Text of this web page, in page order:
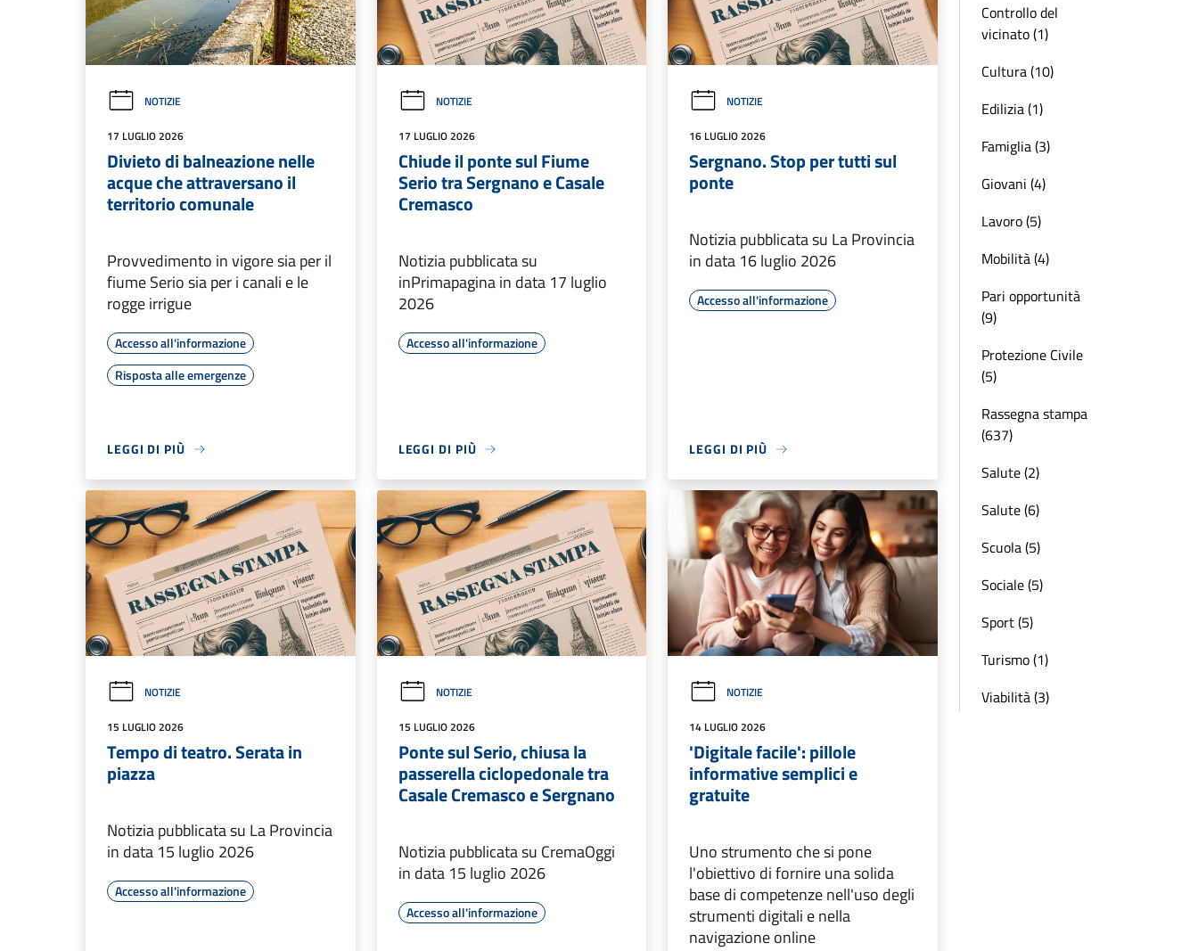
NOTIZIE
17 LUGLIO 2026
Divieto di balneazione nelle
acque che attraversano il
territorio comunale
Provvedimento in vigore sia per il
fiume Serio sia per i canali e le
rogge irrigue
Accesso all'informazione
Risposta alle emergenze
LEGGI DI PIÙ
NOTIZIE
17 LUGLIO 2026
Chiude il ponte sul Fiume
Serio tra Sergnano e Casale
Cremasco
Notizia pubblicata su
inPrimapagina in data 17 luglio
2026
Accesso all'informazione
LEGGI DI PIÙ
NOTIZIE
16 LUGLIO 2026
Sergnano. Stop per tutti sul
ponte
Notizia pubblicata su La Provincia
in data 16 luglio 2026
Accesso all'informazione
LEGGI DI PIÙ
NOTIZIE
15 LUGLIO 2026
Tempo di teatro. Serata in
piazza
Notizia pubblicata su La Provincia
in data 15 luglio 2026
Accesso all'informazione
NOTIZIE
15 LUGLIO 2026
Ponte sul Serio, chiusa la
passerella ciclopedonale tra
Casale Cremasco e Sergnano
Notizia pubblicata su CremaOggi
in data 15 luglio 2026
Accesso all'informazione
NOTIZIE
14 LUGLIO 2026
'Digitale facile': pillole
informative semplici e
gratuite
Uno strumento che si pone
l'obiettivo di fornire una solida
base di competenze nell'uso degli
strumenti digitali e nella
navigazione online
Controllo del
vicinato (1)
Cultura (10)
Edilizia (1)
Famiglia (3)
Giovani (4)
Lavoro (5)
Mobilità (4)
Pari opportunità
(9)
Protezione Civile
(5)
Rassegna stampa
(637)
Salute (2)
Salute (6)
Scuola (5)
Sociale (5)
Sport (5)
Turismo (1)
Viabilità (3)